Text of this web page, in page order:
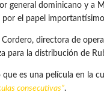
general dominicano y a
por el papel
directora de
para la distribución de
que es una película en la
consecutivas”.